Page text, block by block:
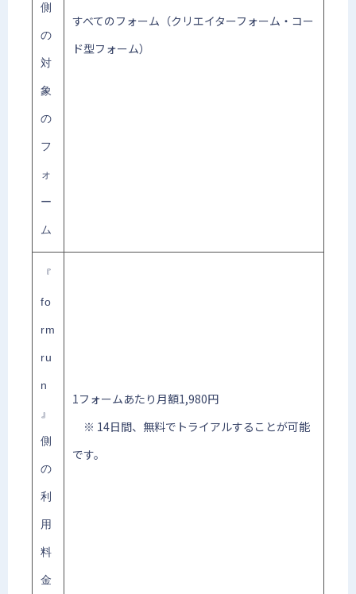
側
の
対
象
の
フ
ォ
ー
ム
すべてのフォーム（クリエイターフォーム・コー
ド型フォーム）
『
fo
rm
ru
n
』
側
の
利
用
料
金
1フォームあたり月額1,980円
※ 14日間、無料でトライアルすることが可能
です。